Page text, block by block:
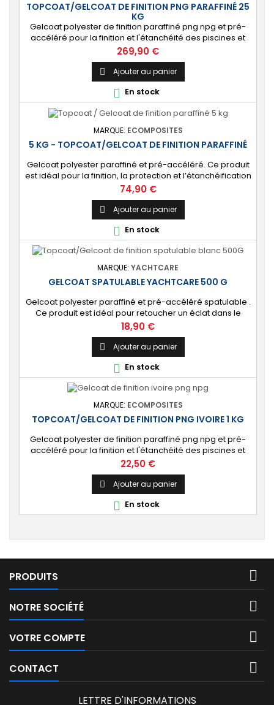
TOPCOAT/GELCOAT DE FINITION PNG PARAFFINÉ 25
KG
Gelcoat polyester de finition paraffiné png npg et pré-
accéléré pour la finition et l'étanchéité des piscines et
bassins. [Finition] : Fournit une couche extérieure lisse
brillante qualité immersion. [Étanche] : Étanchéifie votre
stratification résine et fibre de verre. Livré avec son
catalyseur PMEC 50 cl Couleurs : blanc, noir, incolore,
vert, nuances...
Prix
269,90 €
 Ajouter au panier
 En stock
MARQUE: ECOMPOSITES
5 KG - TOPCOAT/GELCOAT DE FINITION PARAFFINÉ
Gelcoat polyester paraffiné et pré-accéléré. Ce produit
est idéal pour la finition, la protection et l’étanchéification
de tout revêtement en polyester sur votre bateau, pièce
technique, camping-car, etc. 🔝 [Finition de qualité]
Fournit une couche extérieure lisse, brillante et uniforme
qui protège durablement la surface visible de votre
stratification...
Prix
74,90 €
 Ajouter au panier
 En stock
MARQUE: YACHTCARE
GELCOAT SPATULABLE YACHTCARE 500 G
Gelcoat polyester paraffiné et pré-accéléré spatulable .
Ce produit est idéal pour retoucher un éclat dans le
gelcoat. Coloris : Blanc (Peut-être teinté avec une pâte
colorante). 🔝 [Finition de qualité] Fournit une couche
extérieure lisse, brillante et uniforme qui protège
durablement la surface visible de votre stratification
polyester. ⚙️ [Facile à...
Prix
18,90 €
 Ajouter au panier
 En stock
MARQUE: ECOMPOSITES
TOPCOAT/GELCOAT DE FINITION PNG IVOIRE 1 KG
Gelcoat polyester de finition paraffiné png npg et pré-
accéléré pour la finition et l'étanchéité des piscines et
bassins. [Finition] : Fournit une couche extérieure lisse
brillante qualité immersion. [Étanche] : Étanchéifie votre
stratification résine et fibre de verre. Livré avec son
catalyseur PMEC 2 cl
Prix
22,50 €
 Ajouter au panier
 En stock
PRODUITS 
NOTRE SOCIÉTÉ 
VOTRE COMPTE 
CONTACT 
LETTRE D'INFORMATIONS